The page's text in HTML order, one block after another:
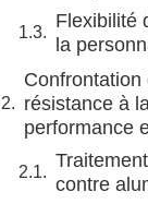
Flexibilité
la
Confrontation
résistance à
performance
contre